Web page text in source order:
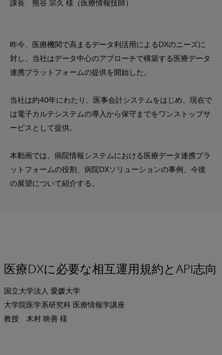
課長 熊谷 宗久 様（医療情報技師）
昨今、医療機関で高まるデータ利活用によるDXのニーズに
対し、当社はデータ中心のアプローチで構築する医療データ
連携プラットフォームの提供を開始した。
当社は約40年にわたり、医事会計システムをはじめ、現在で
は電子カルテシステムの導入から保守までをワンストップサ
ービスとして提供。
本動画では、病院情報システムにおける医療データ連携プラ
ットフォームの役割、病院DXソリューションの事例、今後
の展望について紹介する。
医療DXに必要な相互運用規約とAPI志向
国立大学法人 愛媛大学
大学院医学系研究科 医療情報学講座
教授 木村 映善 様